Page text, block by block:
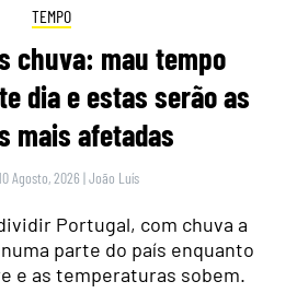
TEMPO
chuva: mau tempo
dia e estas serão as
mais afetadas
Agosto, 2026 |João Luís
Portugal, com chuva a
parte do país enquanto
e as temperaturas sobem.